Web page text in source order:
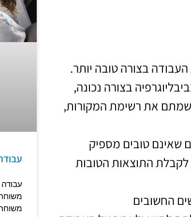
בצורה טובה יותר.
בצורה נכונה,
את רשימת המקורות,
שאינם טובים מספיק
לקבלת התוצאות הטובות
החשובים